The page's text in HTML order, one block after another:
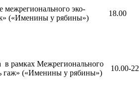
эко-
(«Именины у рябины»)
18.00
в рамках Межрегионального
гаж» («Именины у рябины»)
10.00-